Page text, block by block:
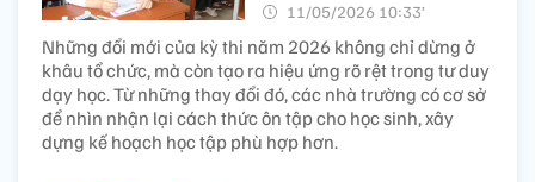
11/05/2026 10:33’
Những đổi mới của kỳ thi năm 2026 không chỉ dừng ở
khâu tổ chức, mà còn tạo ra hiệu ứng rõ rệt trong tư duy
dạy học. Từ những thay đổi đó, các nhà trường có cơ sở
để nhìn nhận lại cách thức ôn tập cho học sinh, xây
dựng kế hoạch học tập phù hợp hơn.